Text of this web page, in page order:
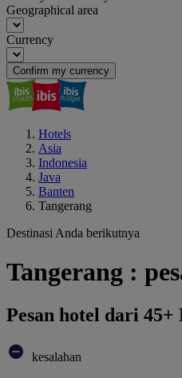
Geographical area
Currency
Confirm my currency
Hotels
Asia
Indonesia
Java
Banten
Tangerang
Destinasi Anda berikutnya
Tangerang :
Pesan hotel dari
kesalahan